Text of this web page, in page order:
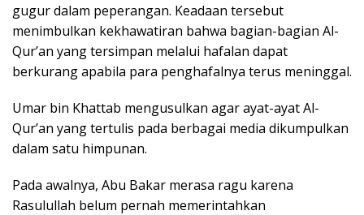
gugur dalam peperangan. Keadaan tersebut
menimbulkan kekhawatiran bahwa bagian-bagian Al-
Qur’an yang tersimpan melalui hafalan dapat
berkurang apabila para penghafalnya terus meninggal.
Umar bin Khattab mengusulkan agar ayat-ayat Al-
Qur’an yang tertulis pada berbagai media dikumpulkan
dalam satu himpunan.
Pada awalnya, Abu Bakar merasa ragu karena
Rasulullah belum pernah memerintahkan